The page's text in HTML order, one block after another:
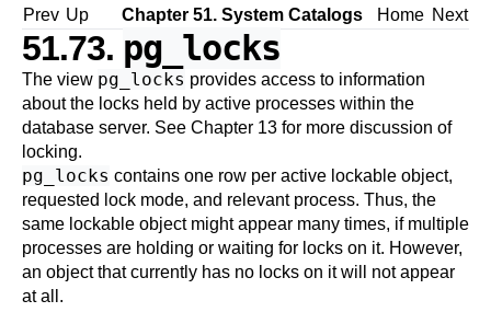
Prev Up Chapter 51. System Catalogs Home Next
51.73. pg_locks
The view pg_locks provides access to information
about the locks held by active processes within the
database server. See Chapter 13 for more discussion of
locking.
pg_locks contains one row per active lockable object,
requested lock mode, and relevant process. Thus, the
same lockable object might appear many times, if multiple
processes are holding or waiting for locks on it. However,
an object that currently has no locks on it will not appear
at all.